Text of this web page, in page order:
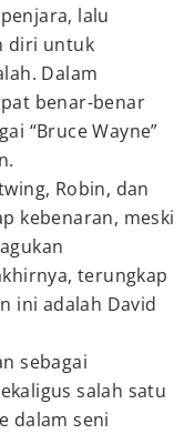
lalu
diri untuk
Dalam
benar-benar
“Bruce Wayne”
Robin, dan
kebenaran, meski
terungkap
ini adalah David
sebagai
salah satu
dalam seni